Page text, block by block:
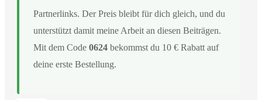
Partnerlinks. Der Preis bleibt für dich gleich, und du
unterstützt damit meine Arbeit an diesen Beiträgen.
Mit dem Code 0624 bekommst du 10 € Rabatt auf
deine erste Bestellung.